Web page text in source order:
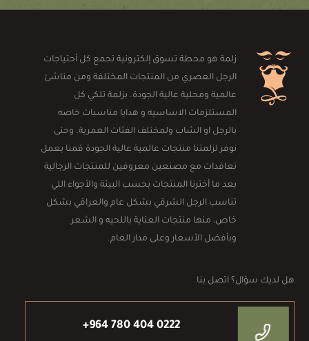
زلمة هو محطة تسوق إلكترونية تجمع كل أحتياجات
الرجل العصري من المنتجات المختلفة ومن مناشئ
عالمية ومحلية عالية الجودة. بزلمة تلكي كل
المستلزمات الاساسيه و هدايا مناسبات خاصه
بالرجل او الشاب ولمختلف الفئات العمرية. وحتى
نوفر لزلمتنا منتجات عالمية عالية الجودة قمنا بعمل
تعاقدات مع مصنعين معروفين للمنتجات الرجالية
بعد ما أخترنا المنتجات بحسب البيئة والأجواء اللي
تناسب الرجل الشرقي بشكل عام والعراقي بشكل
خاص، منها منتجات العناية باللحيه و الشعر
وبأفضل الأسعار وعلى مدار العام.
هل لديك سؤال؟ اتصل بنا
+964 780 404 0222